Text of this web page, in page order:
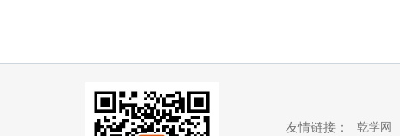
友情链接： 乾学网